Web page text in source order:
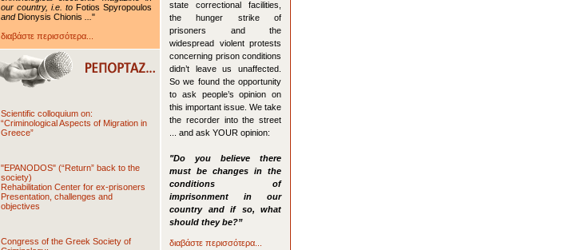
our country, i.e. to Fotios Spyropoulos
andDionysis Chionis
"
διαβάστε περισσότερα...
Scientific colloquium on:
“Criminological Aspects of Migration in
Greece”
"EPANODOS" (“Return” back to the
society)
Rehabilitation Center for ex-prisoners
Presentation, challenges and
objectives
Congress of the Greek Society of
state correctional facilities,
the hunger strike of
prisoners and the
widespread violent protests
concerning prison conditions
didn’t leave us unaffected.
So we found the opportunity
to ask people’s opinion on
this important issue. We take
the recorder into the street
... and ask YOUR opinion:
"Do you believe there
must be changes in the
conditions of
imprisonment in our
country and if so, what
should they be?”
διαβάστε περισσότερα...